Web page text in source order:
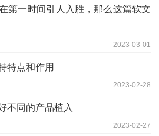
第一时间引人入胜，那么这篇软文
2023-03-01
特点和作用
2023-02-28
不同的产品植入
2023-02-27